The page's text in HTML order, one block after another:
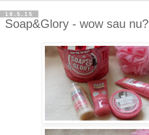
18.5.15
Soap&Glory - wow sau nu?